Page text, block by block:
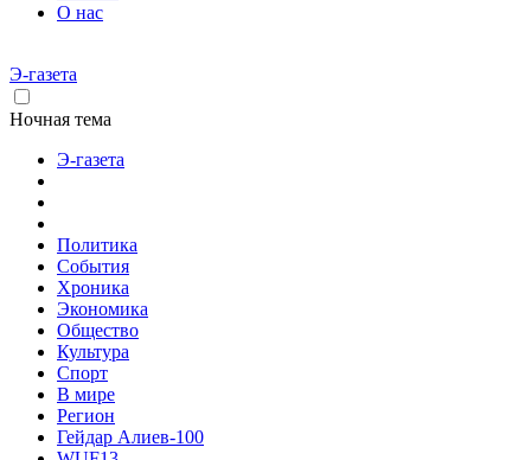
О нас
Э-газета
Ночная тема
Э-газета
Политика
События
Хроника
Экономика
Общество
Культура
Спорт
В мире
Регион
Гейдар Алиев-100